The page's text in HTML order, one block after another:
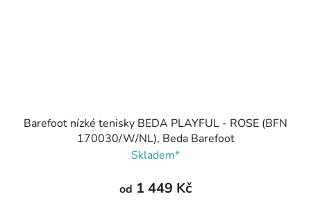
Barefoot nízké tenisky BEDA PLAYFUL - ROSE (BFN
170030/W/NL), Beda Barefoot
Skladem*
od 1 449 Kč